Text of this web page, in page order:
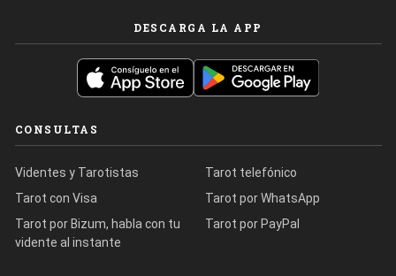
DESCARGA LA APP
CONSULTAS
Videntes y Tarotistas
Tarot con Visa
Tarot por Bizum, habla con tu
vidente al instante
Tarot telefónico
Tarot por WhatsApp
Tarot por PayPal